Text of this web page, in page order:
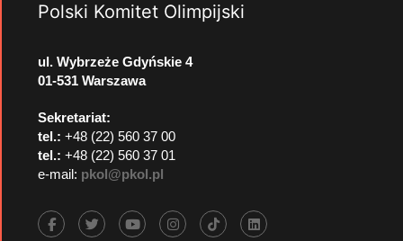
Polski Komitet Olimpijski
ul. Wybrzeże Gdyńskie 4
01-531 Warszawa
Sekretariat:
tel.: +48 (22) 560 37 00
tel.: +48 (22) 560 37 01
e-mail: pkol@pkol.pl